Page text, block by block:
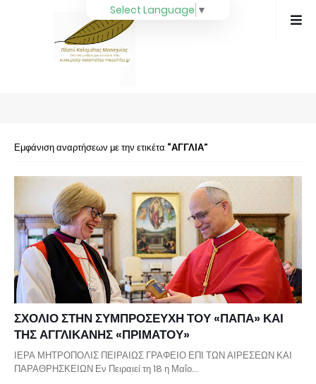
Εμφάνιση αναρτήσεων με την ετικέτα ΑΓΓΛΙΑ
ΣΧΟΛΙΟ ΣΤΗΝ ΣΥΜΠΡΟΣΕΥΧΗ ΤΟΥ «ΠΑΠΑ» ΚΑΙ
ΤΗΣ ΑΓΓΛΙΚΑΝΗΣ «ΠΡΙΜΑΤΟΥ»
ΙΕΡΑ ΜΗΤΡΟΠΟΛΙΣ ΠΕΙΡΑΙΩΣ ΓΡΑΦΕΙΟ ΕΠΙ ΤΩΝ ΑΙΡΕΣΕΩΝ ΚΑΙ
ΠΑΡΑΘΡΗΣΚΕΙΩΝ Εν Πειραιεί τη 18 η Μαΐο…
Select Language ▼